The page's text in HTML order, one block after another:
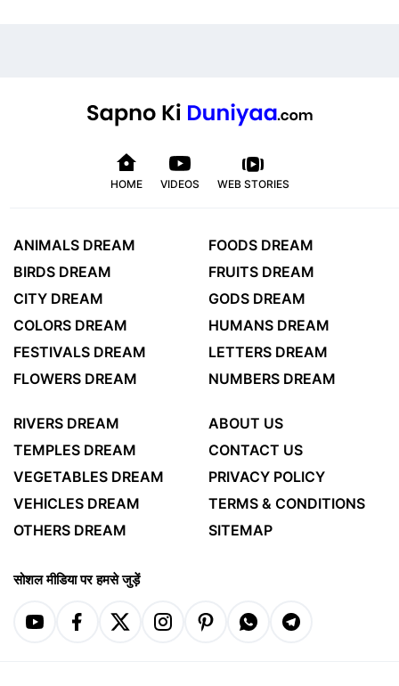
HOME VIDEOS WEB STORIES
ANIMALS DREAM
BIRDS DREAM
CITY DREAM
COLORS DREAM
FESTIVALS DREAM
FLOWERS DREAM
FOODS DREAM
FRUITS DREAM
GODS DREAM
HUMANS DREAM
LETTERS DREAM
NUMBERS DREAM
RIVERS DREAM
TEMPLES DREAM
VEGETABLES DREAM
VEHICLES DREAM
OTHERS DREAM
ABOUT US
CONTACT US
PRIVACY POLICY
TERMS & CONDITIONS
SITEMAP
सोशल मीडिया पर हमसे जुड़ें